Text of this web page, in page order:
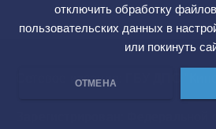
отключить обработку
пользовательских данных в
или покинуть
ОТМЕНА
Сетевое издание: ГБУ ДПО